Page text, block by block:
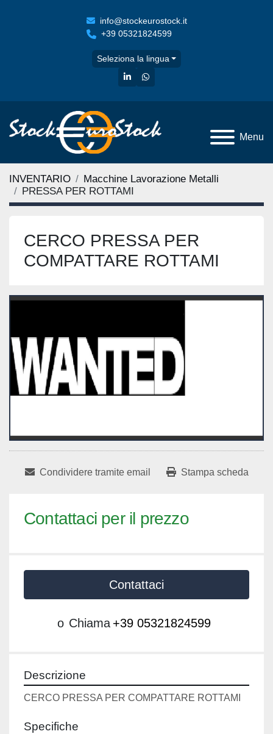
info@stockeurostock.it
+39 05321824599
Seleziona la lingua
linkedinwhatsapp
Menu
INVENTARIO
Macchine Lavorazione Metalli
PRESSA PER ROTTAMI
CERCO PRESSA PER
COMPATTARE ROTTAMI
Condividere tramite email Stampa scheda
Contattaci per il prezzo
Contattaci
o Chiama +39 05321824599
Descrizione
CERCO PRESSA PER COMPATTARE ROTTAMI
Specifiche